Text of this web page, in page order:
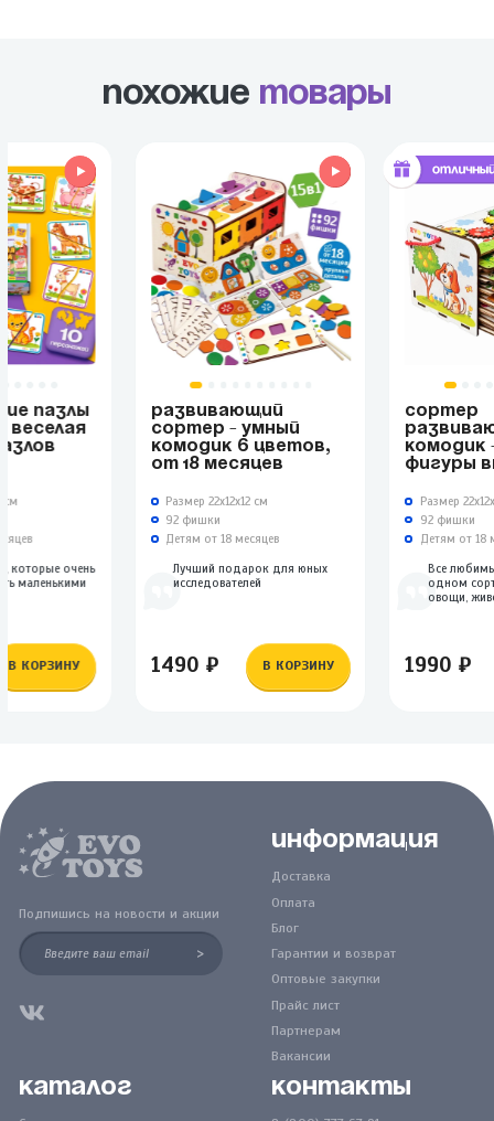
Похожие товары
ПАЗЛЫ
ВЕСЕЛАЯ
см
которые очень
маленькими
В КОРЗИНУ
РАЗВИВАЮЩИЙ
СОРТЕР - УМНЫЙ
КОМОДИК 6 ЦВЕТОВ,
ОТ 18 МЕСЯЦЕВ
Размер 22х12х12 см
92 фишки
Детям от 18 месяцев
Лучший подарок для юных
исследователей
1490 ₽ В КОРЗИНУ
СОРТЕР
КОМОДИК
ФИГУРЫ
Размер
92 фишки
Детям от 18
Все
одном
овощи,
1990 ₽
Подпишись на новости и акции
>
Информация
Доставка
Оплата
Блог
Гарантии и возврат
Оптовые закупки
Прайс лист
Партнерам
Вакансии
Каталог Контакты